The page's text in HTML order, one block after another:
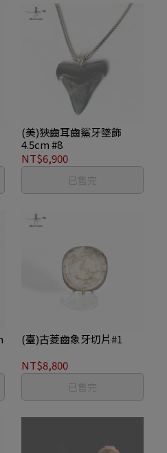
(美)狹齒耳齒鯊牙墜飾
4.5cm #8
NT$6,900
已售完
(臺)古菱齒象牙切片#1
NT$8,800
已售完